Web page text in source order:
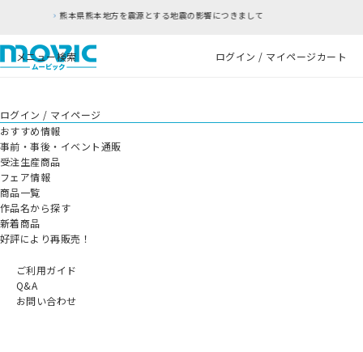
本地方を震源とする地震の影響につきまして
メニュー検索 ログイン / マイページカート
ログイン / マイページ
おすすめ情報
事前・事後・イベント通販
受注生産商品
フェア情報
商品一覧
作品名から探す
新着商品
好評により再販売！
ご利用ガイド
Q&A
お問い合わせ